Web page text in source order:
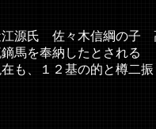
信綱の子 高信が大
したとされる
的と樽二振りの「